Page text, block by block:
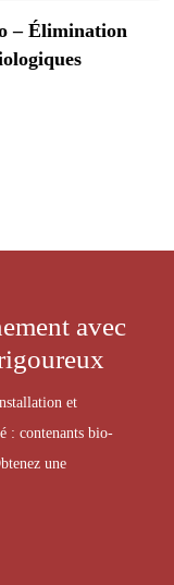
– Élimination
avec
et
: contenants bio-
une